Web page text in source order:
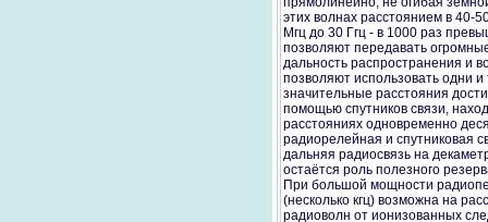
этих волнах расстоянием в 40-
Мгц до 30 Ггц - в 1000 раз
позволяют передавать
дальность распространения и
позволяют использовать одни
значительные расстояния
помощью спутников связи,
расстояниях одновременно
радиорелейная и спутниковая
дальняя радиосвязь на
остаётся роль полезного
При большой мощности
(несколько кгц) возможна на
радиоволн от ионизованных